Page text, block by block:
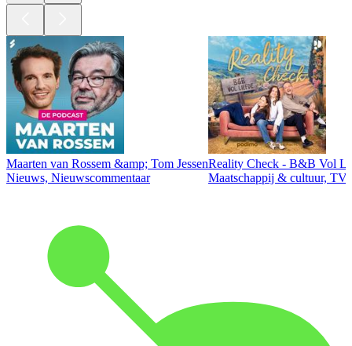
Maarten van Rossem &amp; Tom Jessen
Nieuws, Nieuwscommentaar
Reality Check - B&B Vol
Maatschappij & cultuur,